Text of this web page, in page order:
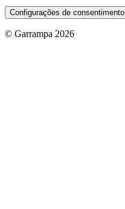
Configurações de consentimento
© Garrampa 2026